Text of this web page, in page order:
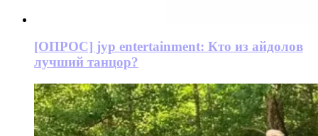
[ОПРОС] jyp entertainment: Кто из айдолов
лучший танцор?